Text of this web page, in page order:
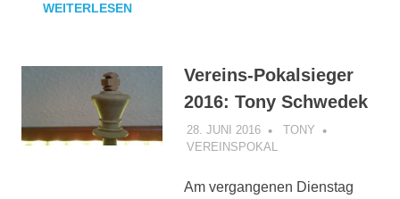
WEITERLESEN
Vereins-Pokalsieger
2016: Tony Schwedek
28. JUNI 2016
TONY
VEREINSPOKAL
Am vergangenen Dienstag